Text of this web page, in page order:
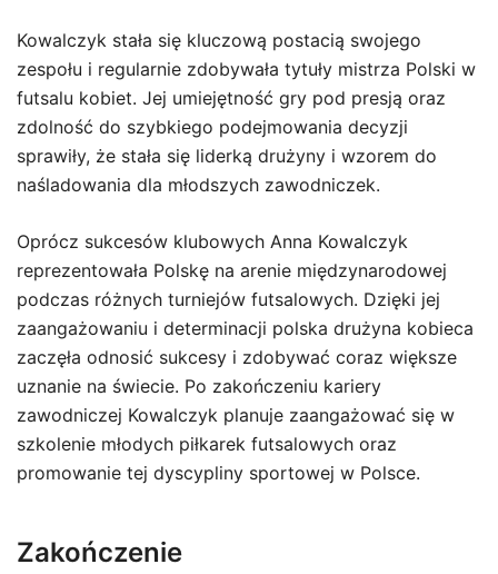
Kowalczyk stała się kluczową postacią swojego
zespołu i regularnie zdobywała tytuły mistrza Polski w
futsalu kobiet. Jej umiejętność gry pod presją oraz
zdolność do szybkiego podejmowania decyzji
sprawiły, że stała się liderką drużyny i wzorem do
naśladowania dla młodszych zawodniczek.
Oprócz sukcesów klubowych Anna Kowalczyk
reprezentowała Polskę na arenie międzynarodowej
podczas różnych turniejów futsalowych. Dzięki jej
zaangażowaniu i determinacji polska drużyna kobieca
zaczęła odnosić sukcesy i zdobywać coraz większe
uznanie na świecie. Po zakończeniu kariery
zawodniczej Kowalczyk planuje zaangażować się w
szkolenie młodych piłkarek futsalowych oraz
promowanie tej dyscypliny sportowej w Polsce.
Zakończenie